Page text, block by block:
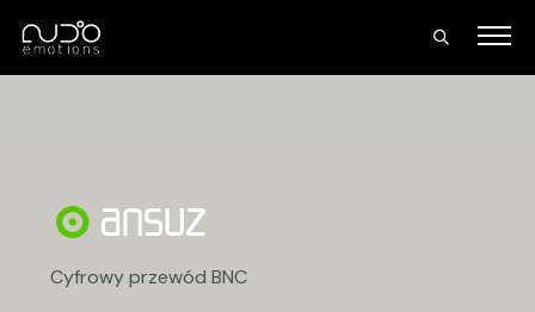
Cyfrowy przewód BNC